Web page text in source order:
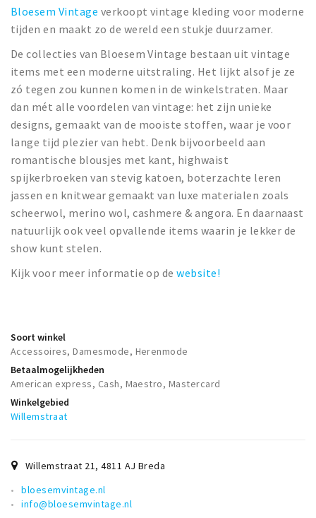
Uitjes & activiteiten
Toeristische routes
Natuurgebieden
Baroniepoorten
Sport
Privacy
Inloggen
Bloesem Vintage verkoopt vintage kleding voor moderne
tijden en maakt zo de wereld een stukje duurzamer.
De collecties van Bloesem Vintage bestaan uit vintage
items met een moderne uitstraling. Het lijkt alsof je ze
zó tegen zou kunnen komen in de winkelstraten. Maar
dan mét alle voordelen van vintage: het zijn unieke
designs, gemaakt van de mooiste stoffen, waar je voor
lange tijd plezier van hebt. Denk bijvoorbeeld aan
romantische blousjes met kant, highwaist
spijkerbroeken van stevig katoen, boterzachte leren
jassen en knitwear gemaakt van luxe materialen zoals
scheerwol, merino wol, cashmere & angora. En daarnaast
natuurlijk ook veel opvallende items waarin je lekker de
show kunt stelen.
Kijk voor meer informatie op dewebsite!
Soort winkel
Accessoires, Damesmode, Herenmode
Betaalmogelijkheden
American express, Cash, Maestro, Mastercard
Winkelgebied
Willemstraat
Willemstraat 21,4811 AJ Breda
bloesemvintage.nl
info@bloesemvintage.nl